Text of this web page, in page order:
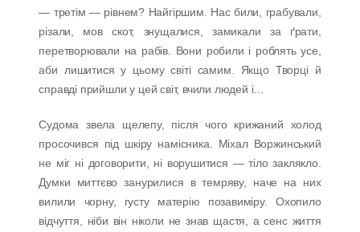
— третім — рівнем? Найгіршим. Нас били, грабували,
різали, мов скот, знущалися, замикали за ґрати,
перетворювали на рабів. Вони робили і роблять усе,
аби лишитися у цьому світі самим. Якщо Творці й
справді прийшли у цей світ, вчили людей і…
Судома звела щелепу, після чого крижаний холод
просочився під шкіру намісника. Міхал Воржинський
не міг ні договорити, ні ворушитися — тіло заклякло.
Думки миттєво занурилися в темряву, наче на них
вилили чорну, густу матерію позавиміру. Охопило
відчуття, ніби він ніколи не знав щастя, а сенс життя